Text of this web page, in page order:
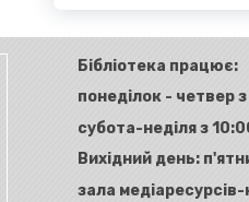
Бібліотека працює:
понеділок - четвер
субота-неділя з
Вихідний день:
зала медіаресурсів-